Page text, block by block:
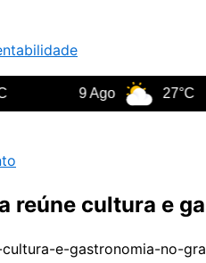
9 Ago 27°C
reúne cultura e